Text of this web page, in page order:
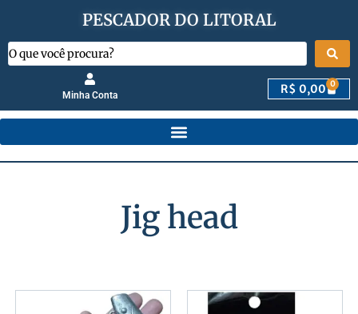
PESCADOR DO LITORAL
Minha Conta R$ 0,00 0
Jig head